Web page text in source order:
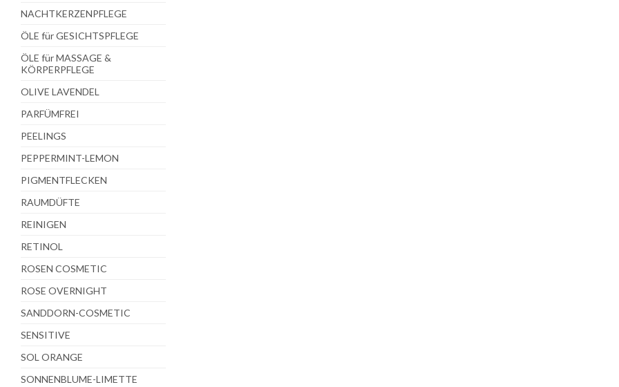
NACHTKERZENPFLEGE
ÖLE für GESICHTSPFLEGE
ÖLE für MASSAGE &
KÖRPERPFLEGE
OLIVE LAVENDEL
PARFÜMFREI
PEELINGS
PEPPERMINT-LEMON
PIGMENTFLECKEN
RAUMDÜFTE
REINIGEN
RETINOL
ROSEN COSMETIC
ROSE OVERNIGHT
SANDDORN-COSMETIC
SENSITIVE
SOL ORANGE
SONNENBLUME-LIMETTE